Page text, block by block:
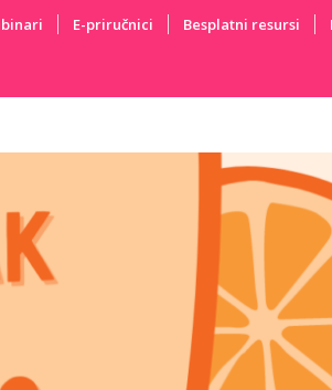
E-priručnici Besplatni resursi